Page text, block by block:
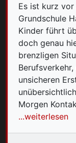
Es ist kurz
Grundschule
Kinder führt
doch genau
brenzligen
unsicheren
Morgen
...weiterlesen